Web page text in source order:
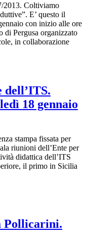
2013. Coltiviamo
E’ questo il
con inizio alle ore
di Pergusa organizzato
in collaborazione
18 gennaio
stampa fissata per
riunioni dell’Ente per
didattica dell’ITS
il primo in Sicilia
Pollicarini.